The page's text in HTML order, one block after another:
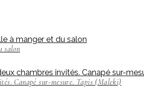
salon
Canapé sur-mesure. Tapis (Maleki)